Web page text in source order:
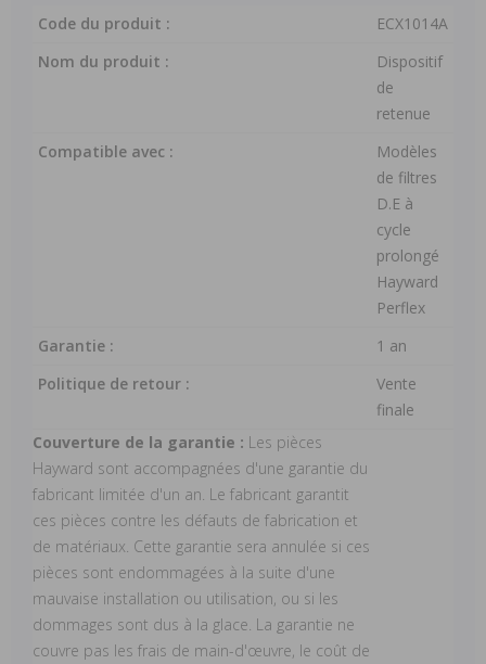
Code du produit :
ECX1014A
Nom du produit :
Dispositif
de
retenue
Compatible avec :
Modèles
de filtres
D.E à
cycle
prolongé
Hayward
Perflex
Garantie :
1 an
Politique de retour :
Vente
finale
Couverture de la garantie : Les pièces
Hayward sont accompagnées d'une garantie du
fabricant limitée d'un an. Le fabricant garantit
ces pièces contre les défauts de fabrication et
de matériaux. Cette garantie sera annulée si ces
pièces sont endommagées à la suite d'une
mauvaise installation ou utilisation, ou si les
dommages sont dus à la glace. La garantie ne
couvre pas les frais de main-d'œuvre, le coût de